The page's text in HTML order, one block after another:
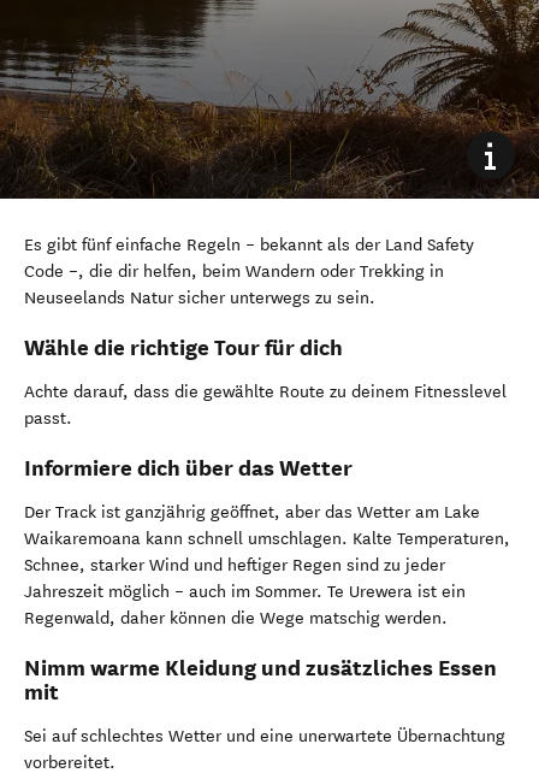
Es gibt fünf einfache Regeln – bekannt als der Land Safety
Code –, die dir helfen, beim Wandern oder Trekking in
Neuseelands Natur sicher unterwegs zu sein.
Wähle die richtige Tour für dich
Achte darauf, dass die gewählte Route zu deinem Fitnesslevel
passt.
Informiere dich über das Wetter
Der Track ist ganzjährig geöffnet, aber das Wetter am Lake
Waikaremoana kann schnell umschlagen. Kalte Temperaturen,
Schnee, starker Wind und heftiger Regen sind zu jeder
Jahreszeit möglich – auch im Sommer. Te Urewera ist ein
Regenwald, daher können die Wege matschig werden.
Nimm warme Kleidung und zusätzliches Essen
mit
Sei auf schlechtes Wetter und eine unerwartete Übernachtung
vorbereitet.